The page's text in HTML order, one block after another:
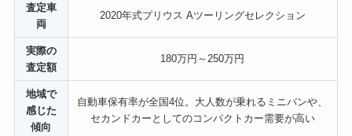
査定車
両
2020年式プリウス Aツーリングセレクション
実際の
査定額
180万円～250万円
地域で
感じた
傾向
自動車保有率が全国4位。大人数が乗れるミニバンや、
セカンドカーとしてのコンパクトカー需要が高い